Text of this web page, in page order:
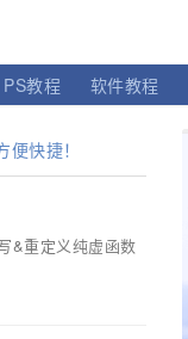
PS教程 软件教程
带宽不限流量！
便快捷！
&重定义纯虚函数